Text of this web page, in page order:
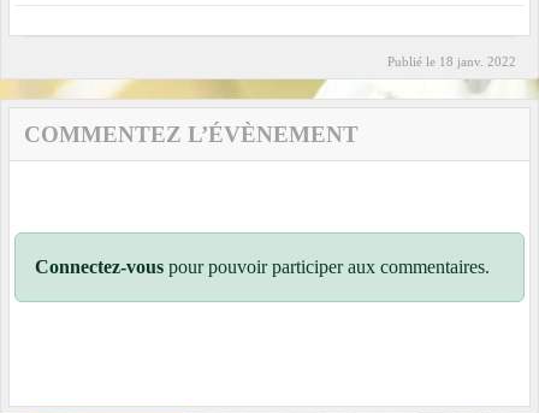
Publié le 18 janv. 2022
COMMENTEZ L’ÉVÈNEMENT
Connectez-vous pour pouvoir participer aux commentaires.